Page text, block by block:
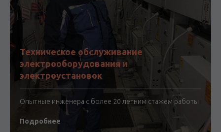
Техническое обслуживание
электрооборудования и
электроустановок
Опытные инженера с более 20 летним стажем работы
Подробнее